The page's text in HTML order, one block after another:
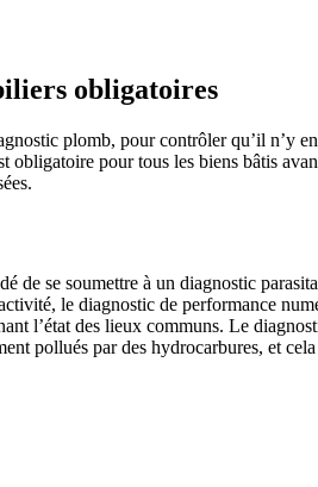
obligatoires
plomb, pour contrôler qu’il n’y
pour tous les biens bâtis
de se soumettre à un diagnostic
le diagnostic de performance
l’état des lieux communs. Le
pollués par des hydrocarbures, et